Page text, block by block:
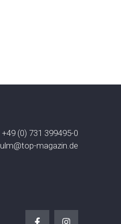
+49 (0) 731 399495-0
ulm@top-magazin.de